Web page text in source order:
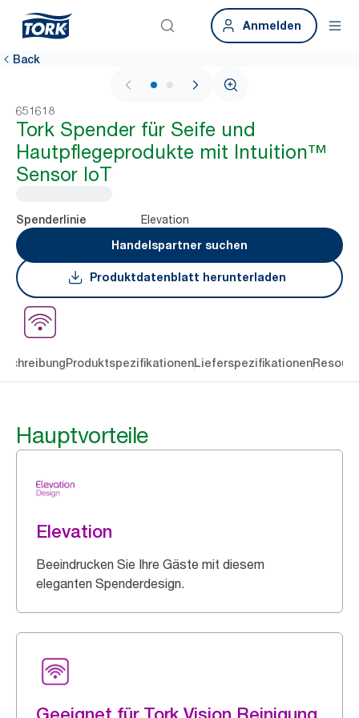
Anmelden
Back
1 / 2
651618
Tork Spender für Seife und
Hautpflegeprodukte mit Intuition™
Sensor IoT
Spenderlinie
Elevation
Handelspartner suchen
Produktdatenblatt herunterladen
ProduktspezifikationenLieferspezifikationen
Hauptvorteile
Elevation
Beeindrucken Sie Ihre Gäste mit diesem
eleganten Spenderdesign.